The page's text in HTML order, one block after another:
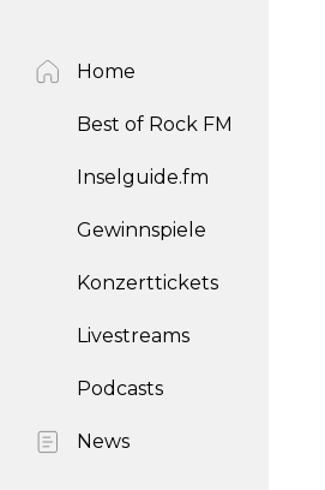
Home
Best of Rock FM
Inselguide.fm
Gewinnspiele
Konzerttickets
Livestreams
Podcasts
News